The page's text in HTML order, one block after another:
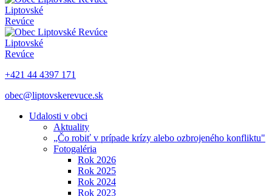
Liptovské
Revúce
Liptovské
Revúce
+421 44 4397 171
obec@liptovskerevuce.sk
Udalosti v obci
Aktuality
„Čo robiť v prípade krízy alebo ozbrojeného konfliktu"
Fotogaléria
Rok 2026
Rok 2025
Rok 2024
Rok 2023